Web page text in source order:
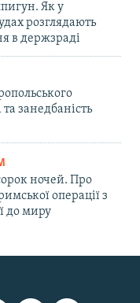
Як у
розглядають
в держзраді
занедбаність
ночей. Про
операції з
до миру